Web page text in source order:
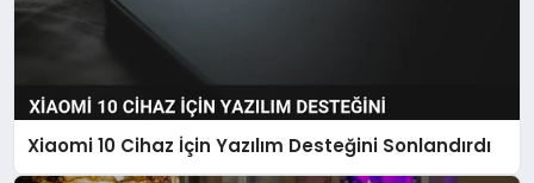
Xiaomi 10 Cihaz İçin Yazılım Desteğini Sonlandırdı